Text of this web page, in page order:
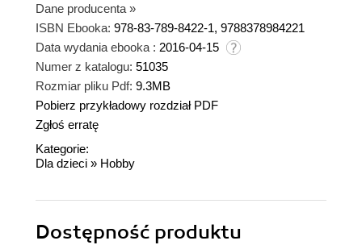
Dane producenta »
ISBN Ebooka: 978-83-789-8422-1, 9788378984221
Data wydania ebooka : 2016-04-15
Numer z katalogu: 51035
Rozmiar pliku Pdf: 9.3MB
Pobierz przykładowy rozdział PDF
Zgłoś erratę
Kategorie:
Dla dzieci » Hobby
Dostępność produktu